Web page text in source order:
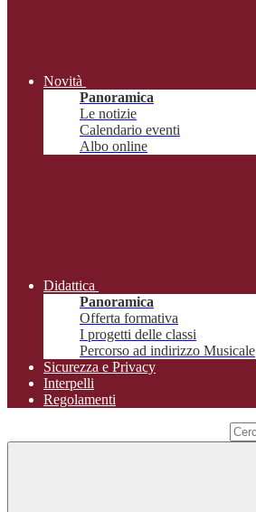
Novità
Panoramica
Le notizie
Calendario eventi
Albo online
Didattica
Panoramica
Offerta formativa
I progetti delle classi
Percorso ad indirizzo Musicale
Sicurezza e Privacy
Interpelli
Regolamenti